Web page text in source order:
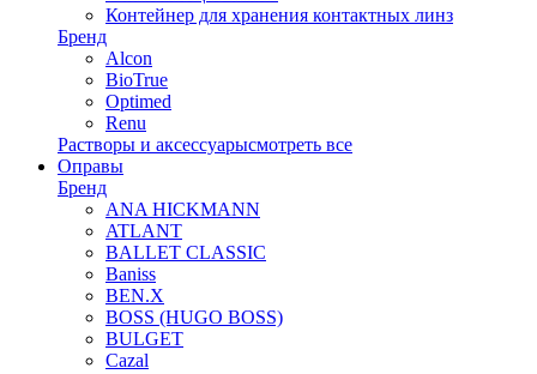
Контейнер для хранения контактных линз
Бренд
Alcon
BioTrue
Optimed
Renu
Растворы и аксессуарысмотреть все
Оправы
Бренд
ANA HICKMANN
ATLANT
BALLET CLASSIC
Baniss
BEN.X
BOSS (HUGO BOSS)
BULGET
Cazal